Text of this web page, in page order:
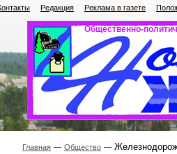
Редакция Реклама в газете
Общественно-
Главная Общество